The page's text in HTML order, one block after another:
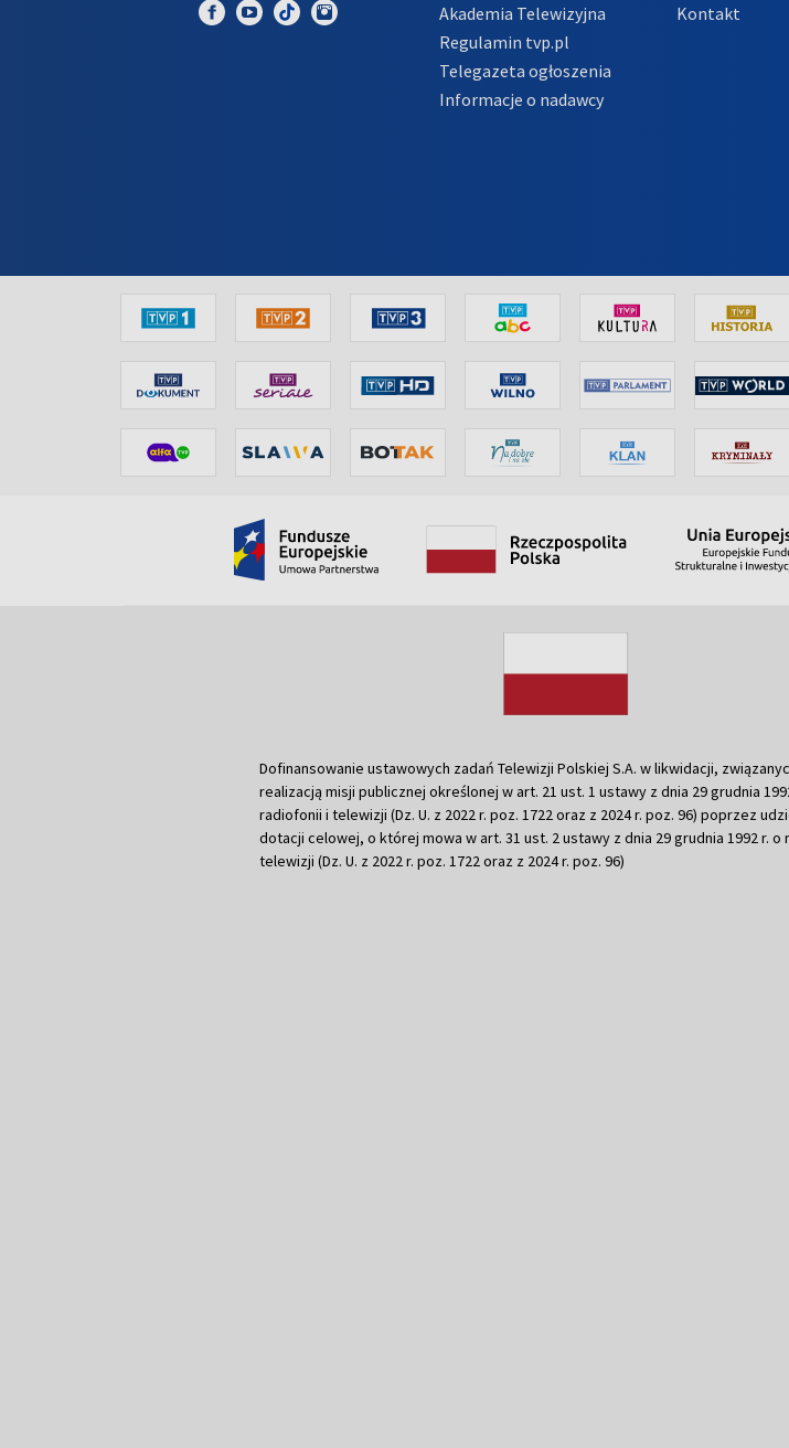
Akademia Telewizyjna
Regulamin tvp.pl
Telegazeta ogłoszenia
Informacje o nadawcy
Kontakt
Dofinansowanie ustawowych zadań Telewizji Polskiej S.A. w likwidacji,
realizacją misji publicznej określonej w art. 21 ust. 1 ustawy z dnia 29 grudnia
radiofonii i telewizji (Dz. U. z 2022 r. poz. 1722 oraz z 2024 r. poz. 96) poprzez
dotacji celowej, o której mowa w art. 31 ust. 2 ustawy z dnia 29 grudnia 1992 r. o
telewizji (Dz. U. z 2022 r. poz. 1722 oraz z 2024 r. poz. 96)